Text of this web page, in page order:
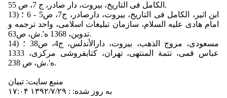
الكامل فى التاریخ، بیروت، دار صادر، ج 7، ص 55.
13) ابن اثیر، الكامل فى التاریخ، بیروت، دارصادر، ج‏7، ص‏5 - 6 ؛
امام هادى علیه السلام، سازمان تبلیغات اسلامى، واحد ترجمه و
تدوین، 1368 ه'.ش، ص‏63.
14) مسعودى، مروج الذهب، بیروت، دارالأندلس، ج‏4، ص‏38 ؛
عباس قمى، تتمة المنتهى، تهران، كتابفروشى مركزى، 1333
ه'.ش، ص 238.
منبع سایت: تبیان
به روز شده: : ۱۳۹۲/۷/۲۹ ۱۷:۰۴